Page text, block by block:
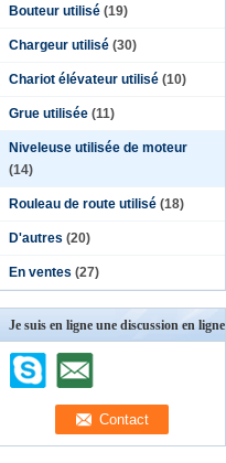
Bouteur utilisé (19)
Chargeur utilisé (30)
Chariot élévateur utilisé (10)
Grue utilisée (11)
Niveleuse utilisée de moteur
(14)
Rouleau de route utilisé (18)
D'autres (20)
En ventes (27)
Je suis en ligne une discussion en ligne